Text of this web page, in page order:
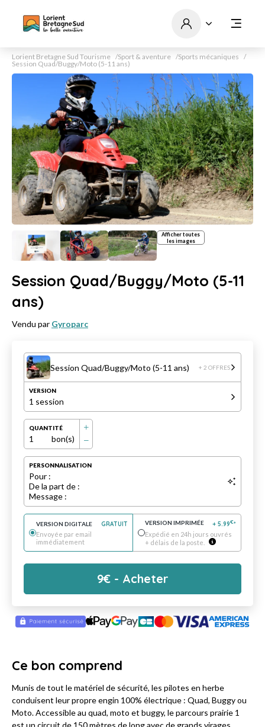
Lorient Bretagne Sud Tourisme Sport & aventure
Sports mécaniques
Session Quad/Buggy/Moto (5-11 ans)
Afficher toutes
les images
Session Quad/Buggy/Moto (5-11
ans)
Vendu par Gyroparc
Session Quad/Buggy/Moto (5-11 ans) + 2 OFFRES
VERSION
1 session
QUANTITÉ
1 bon(s)
PERSONNALISATION
Pour :
De la part de :
Message :
VERSION DIGITALE
GRATUIT
Envoyée par email
immédiatement
VERSION IMPRIMÉE + 5.99€*
Expédié en 24h jours ouvrés
+ délais de la poste.
9€- Acheter
Ce bon comprend
Munis de tout le matériel de sécurité, les pilotes en herbe
conduisent leur propre engin 100% électrique : Quad, Buggy ou
Moto. Accessible au quad, moto et buggy, le parcours prairie 1